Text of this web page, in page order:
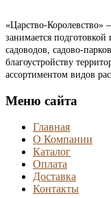
«Царство-Королевство»
занимается подготовкой
садоводов, садово-
благоустройству
ассортиментом видов
Меню сайта
Главная
О Компании
Каталог
Оплата
Доставка
Контакты